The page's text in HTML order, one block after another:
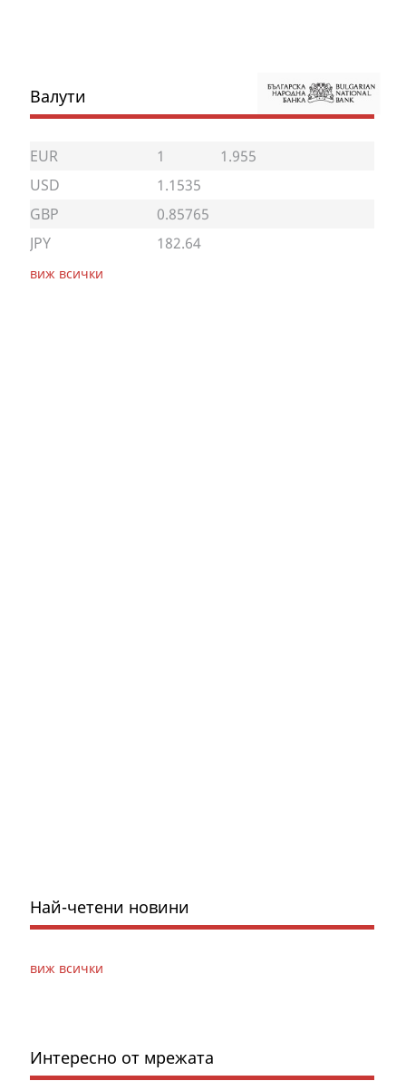
Валути
EUR 1
1.955
USD
1.1535
GBP
0.85765
JPY
182.64
виж всички
Най-четени новини
виж всички
Интересно от мрежата